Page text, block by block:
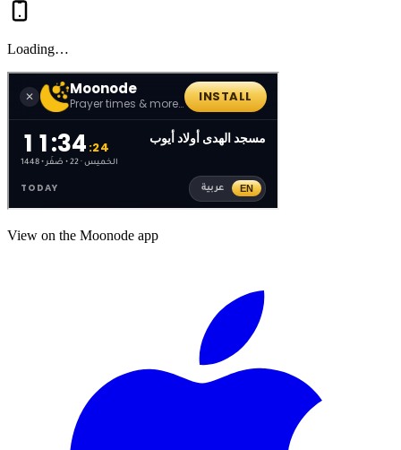
Loading…
View on the Moonode app